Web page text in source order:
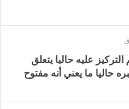
عليه حاليا يتعلق
حاليا ما يعني أنه مفتوح